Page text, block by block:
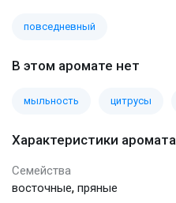
повседневный
В этом аромате нет
мыльность цитрусы
Характеристики аромата
Семейства
восточные, пряные